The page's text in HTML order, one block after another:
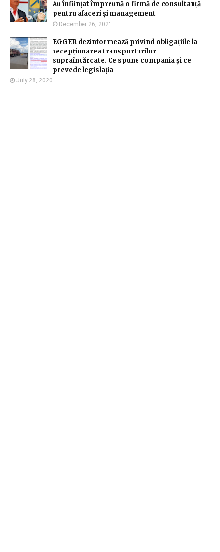
Au înființat împreună o firmă de consultanță
pentru afaceri și management
December 26, 2021
EGGER dezinformează privind obligațiile la
recepționarea transporturilor
supraîncărcate. Ce spune compania și ce
prevede legislația
July 28, 2020